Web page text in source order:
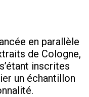
en parallèle
de Cologne,
inscrites
un échantillon